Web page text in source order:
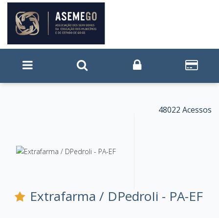
48022 Acessos
Extrafarma / DPedroIi - PA-EF